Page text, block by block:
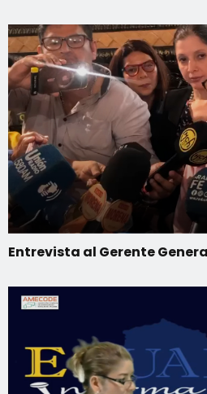
Entrevista al Gerente